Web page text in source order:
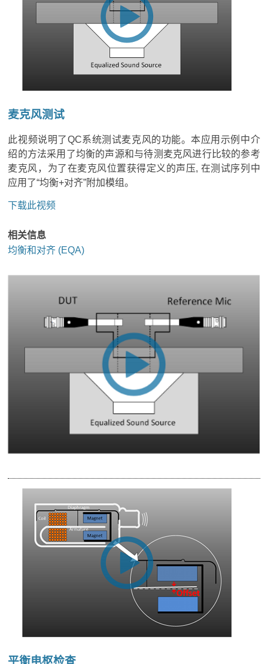
麦克风测试
此视频说明了QC系统测试麦克风的功能。本应用示例中介
绍的方法采用了均衡的声源和与待测麦克风进行比较的参考
麦克风，为了在麦克风位置获得定义的声压, 在测试序列中
应用了“均衡+对齐”附加模组。
下载此视频
相关信息
均衡和对齐 (EQA)
平衡电枢检查